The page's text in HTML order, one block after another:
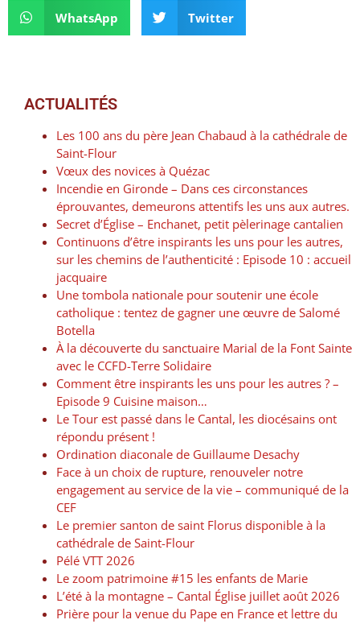
WhatsApp Twitter
ACTUALITÉS
Les 100 ans du père Jean Chabaud à la cathédrale de
Saint-Flour
Vœux des novices à Quézac
Incendie en Gironde – Dans ces circonstances
éprouvantes, demeurons attentifs les uns aux autres.
Secret d’Église – Enchanet, petit pèlerinage cantalien
Continuons d’être inspirants les uns pour les autres,
sur les chemins de l’authenticité : Episode 10 : accueil
jacquaire
Une tombola nationale pour soutenir une école
catholique : tentez de gagner une œuvre de Salomé
Botella
À la découverte du sanctuaire Marial de la Font Sainte
avec le CCFD-Terre Solidaire
Comment être inspirants les uns pour les autres ? –
Episode 9 Cuisine maison…
Le Tour est passé dans le Cantal, les diocésains ont
répondu présent !
Ordination diaconale de Guillaume Desachy
Face à un choix de rupture, renouveler notre
engagement au service de la vie – communiqué de la
CEF
Le premier santon de saint Florus disponible à la
cathédrale de Saint-Flour
Pélé VTT 2026
Le zoom patrimoine #15 les enfants de Marie
L’été à la montagne – Cantal Église juillet août 2026
Prière pour la venue du Pape en France et lettre du